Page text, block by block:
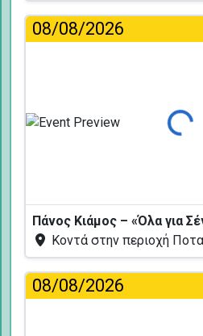
08/08/2026
Πάνος Κιάμος – «Όλα για
Κοντά στην περιοχή
08/08/2026